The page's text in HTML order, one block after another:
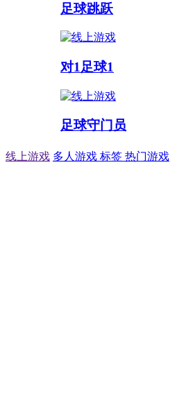
足球跳跃
对1足球1
足球守门员
线上游戏 多人游戏 标签 热门游戏